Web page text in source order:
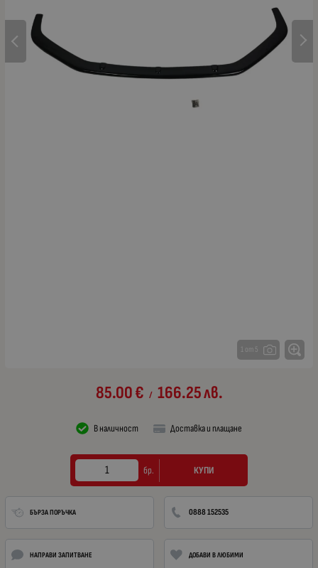
1 от 5
85.00€ / 166.25лв.
В наличност Доставка и плащане
бр. КУПИ
БЪРЗА ПОРЪЧКА 0888 152535
НАПРАВИ ЗАПИТВАНЕ ДОБАВИ В ЛЮБИМИ